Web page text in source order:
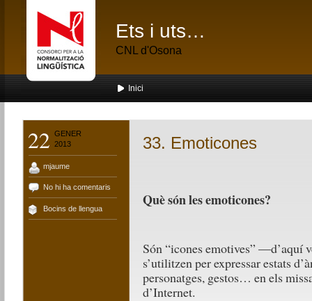
Ets i uts…
CNL d'Osona
Inici
22
GENER
2013
mjaume
No hi ha comentaris
Bocins de llengua
33. Emoticones
Què són les emoticones?
Són “icones emotives” —d’aquí
s’utilitzen per expressar estats
personatges, gestos… en els
d’Internet.